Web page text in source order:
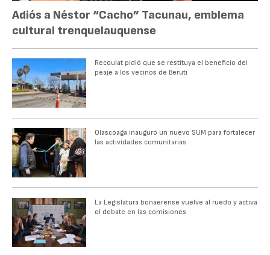
Adiós a Néstor “Cacho” Tacunau, emblema
cultural trenquelauquense
Recoulat pidió que se restituya el beneficio del
peaje a los vecinos de Beruti
Olascoaga inauguró un nuevo SUM para fortalecer
las actividades comunitarias
La Legislatura bonaerense vuelve al ruedo y activa
el debate en las comisiones